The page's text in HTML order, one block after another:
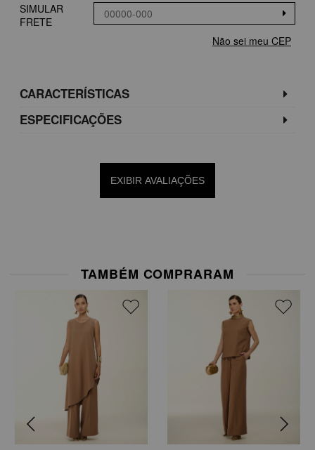
SIMULAR
FRETE
Não sei meu CEP
CARACTERÍSTICAS
ESPECIFICAÇÕES
EXIBIR AVALIAÇÕES
TAMBÉM COMPRARAM